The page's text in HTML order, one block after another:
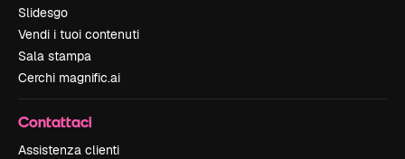
Slidesgo
Vendi i tuoi contenuti
Sala stampa
Cerchi magnific.ai
Contattaci
Assistenza clienti